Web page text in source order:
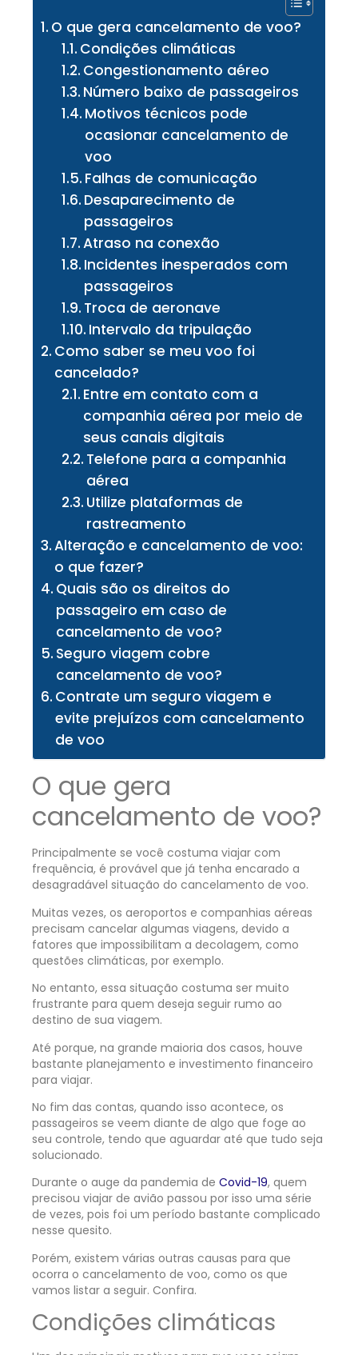
O que gera cancelamento de voo?
Condições climáticas
Congestionamento aéreo
Número baixo de passageiros
Motivos técnicos pode
ocasionar cancelamento de
voo
Falhas de comunicação
Desaparecimento de
passageiros
Atraso na conexão
Incidentes inesperados com
passageiros
Troca de aeronave
Intervalo da tripulação
Como saber se meu voo foi
cancelado?
Entre em contato com a
companhia aérea por meio de
seus canais digitais
Telefone para a companhia
aérea
Utilize plataformas de
rastreamento
Alteração e cancelamento de voo:
o que fazer?
Quais são os direitos do
passageiro em caso de
cancelamento de voo?
Seguro viagem cobre
cancelamento de voo?
Contrate um seguro viagem e
evite prejuízos com cancelamento
de voo
O que gera
cancelamento de voo?
Principalmente se você costuma viajar com
frequência, é provável que já tenha encarado a
desagradável situação do cancelamento de voo.
Muitas vezes, os aeroportos e companhias aéreas
precisam cancelar algumas viagens, devido a
fatores que impossibilitam a decolagem, como
questões climáticas, por exemplo.
No entanto, essa situação costuma ser muito
frustrante para quem deseja seguir rumo ao
destino de sua viagem.
Até porque, na grande maioria dos casos, houve
bastante planejamento e investimento financeiro
para viajar.
No fim das contas, quando isso acontece, os
passageiros se veem diante de algo que foge ao
seu controle, tendo que aguardar até que tudo seja
solucionado.
Durante o auge da pandemia de Covid-19, quem
precisou viajar de avião passou por isso uma série
de vezes, pois foi um período bastante complicado
nesse quesito.
Porém, existem várias outras causas para que
ocorra o cancelamento de voo, como os que
vamos listar a seguir. Confira.
Condições climáticas